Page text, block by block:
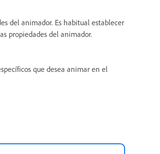
del animador. Es habitual establecer
propiedades del animador.
que desea animar en el